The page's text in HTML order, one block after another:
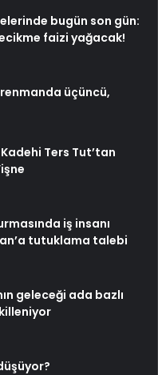
bugün son gün:
faizi yağacak!
üçüncü,
Ters Tut’tan
iş insanı
tutuklama talebi
geleceği ada bazlı